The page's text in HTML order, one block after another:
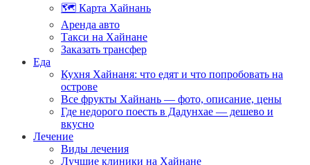
🗺️ Карта Хайнань
Аренда авто
Такси на Хайнане
Заказать трансфер
Еда
Кухня Хайнаня: что едят и что попробовать на
острове
Все фрукты Хайнань — фото, описание, цены
Где недорого поесть в Дадунхае — дешево и
вкусно
Лечение
Виды лечения
Лучшие клиники на Хайнане